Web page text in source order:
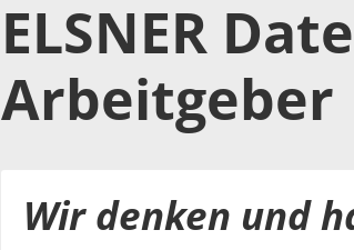
ELSNER
Arbeitgeber
Wir denken und